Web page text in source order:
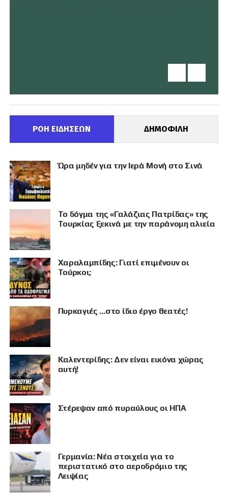
ΠΡΟΒΟΛΗ
ΡΟΗ ΕΙΔΗΣΕΩΝ ΔΗΜΟΦΙΛΗ
Ώρα μηδέν για την Ιερά Μονή στο Σινά
Το δόγμα της «Γαλάζιας Πατρίδας» της
Τουρκίας ξεκινά με την παράνομη αλιεία
Χαραλαμπίδης: Γιατί επιμένουν οι
Τούρκοι;
Πυρκαγιές …στο ίδιο έργο θεατές!
Καλεντερίδης: Δεν είναι εικόνα χώρας
αυτή!
Στέρεψαν από πυραύλους οι ΗΠΑ
Γερμανία: Νέα στοιχεία για το
περιστατικό στο αεροδρόμιο της
Λειψίας